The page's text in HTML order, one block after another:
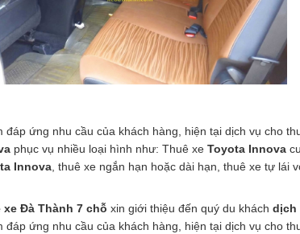
đáp ứng nhu cầu của khách hàng, hiện tại dịch vụ cho
phục vụ nhiều loại hình như: Thuê xe Toyota Innova
Innova , thuê xe ngắn hạn hoặc dài hạn, thuê xe tự lái
xe Đà Thành 7 chỗ xin giới thiệu đến quý du khách dịch
đáp ứng nhu cầu của khách hàng, hiện tại dịch vụ cho